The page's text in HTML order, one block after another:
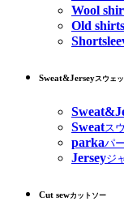
Wool
Old shirts
Sweat&Jerseyスウェ
Sweatス
parkaパ
Jerseyジ
Cut sewカットソー